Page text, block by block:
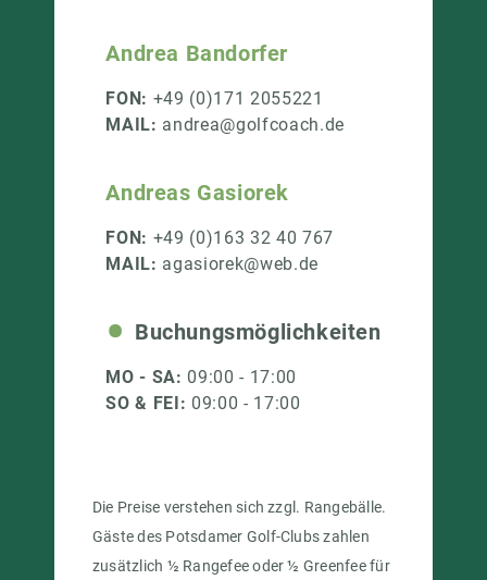
Andrea Bandorfer
FON: +49 (0)171 2055221
MAIL: andrea@golfcoach.de
Andreas Gasiorek
FON: +49 (0)163 32 40 767
MAIL: agasiorek@web.de
Buchungsmöglichkeiten
MO - SA: 09:00 - 17:00
SO & FEI: 09:00 - 17:00
Die Preise verstehen sich zzgl. Rangebälle.
Gäste des Potsdamer Golf-Clubs zahlen
zusätzlich ½ Rangefee oder ½ Greenfee für